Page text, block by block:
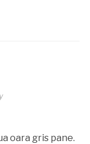
oara gris pane.